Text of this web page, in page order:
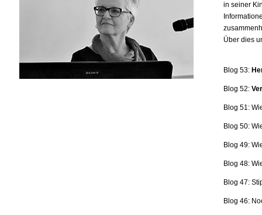
in seiner
Über dies
Blog 53:
Blog 52:
Blog 51:
Blog 50:
Blog 49:
Blog 48:
Blog 47:
Blog 46: